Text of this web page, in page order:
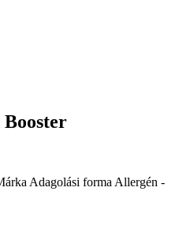
Adagolási forma Allergén -